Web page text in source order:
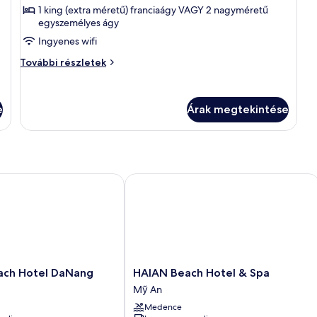
Luxus
szoba,
erkély,
kilátással
a
1 king (extra méretű) franciaágy VAGY 2 nagyméretű
egyszemélyes ágy
Ingyenes wifi
További részletek
Luxus
tengerre
Árak megtekintése
Hotel DaNang
Hotel DaNang
HAIAN
Beach
Hotel
&
HAIAN Beach Hotel & Spa
Mỹ An
Medence
HAIAN Beach Hotel & Spa